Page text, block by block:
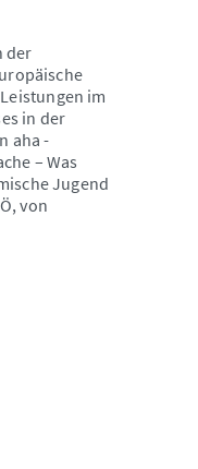
der
im
in der
aha -
– Was
Jugend
von